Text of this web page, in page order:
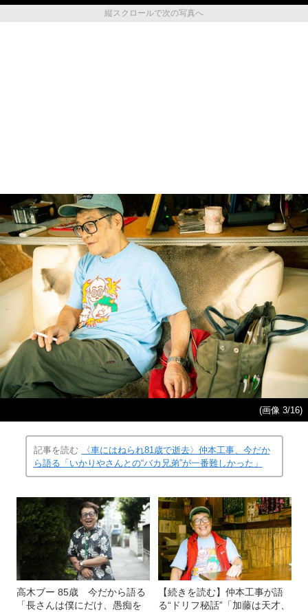
縦スクロールで次の写真へ
(画像 3/16)
記事を読む
〈車にはねられ81歳で逝去〉仲本工事、今だか
ら語る「いかりやさんとの“バカ兄弟”が一番難しかった」
高木ブー 85歳 今だから語る
「長さんは僕にだけ、愚痴を
【続きを読む】仲本工事が語
る“ドリフ秘話”「加藤は天才、